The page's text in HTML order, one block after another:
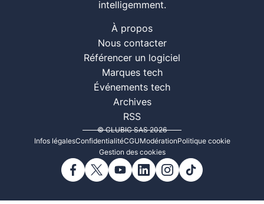
intelligemment.
À propos
Nous contacter
Référencer un logiciel
Marques tech
Événements tech
Archives
RSS
© CLUBIC SAS 2026
Infos légalesConfidentialitéCGUModérationPolitique cookie
Gestion des cookies